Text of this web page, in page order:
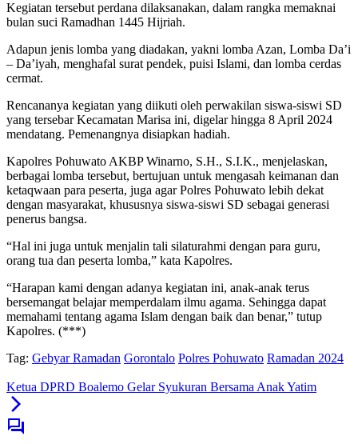
Kegiatan tersebut perdana dilaksanakan, dalam rangka memaknai
bulan suci Ramadhan 1445 Hijriah.
Adapun jenis lomba yang diadakan, yakni lomba Azan, Lomba Da’i
– Da’iyah, menghafal surat pendek, puisi Islami, dan lomba cerdas
cermat.
Rencananya kegiatan yang diikuti oleh perwakilan siswa-siswi SD
yang tersebar Kecamatan Marisa ini, digelar hingga 8 April 2024
mendatang. Pemenangnya disiapkan hadiah.
Kapolres Pohuwato AKBP Winarno, S.H., S.I.K., menjelaskan,
berbagai lomba tersebut, bertujuan untuk mengasah keimanan dan
ketaqwaan para peserta, juga agar Polres Pohuwato lebih dekat
dengan masyarakat, khususnya siswa-siswi SD sebagai generasi
penerus bangsa.
“Hal ini juga untuk menjalin tali silaturahmi dengan para guru,
orang tua dan peserta lomba,” kata Kapolres.
“Harapan kami dengan adanya kegiatan ini, anak-anak terus
bersemangat belajar memperdalam ilmu agama. Sehingga dapat
memahami tentang agama Islam dengan baik dan benar,” tutup
Kapolres. (***)
Tag: Gebyar Ramadan Gorontalo Polres Pohuwato Ramadan 2024
Ketua DPRD Boalemo Gelar Syukuran Bersama Anak Yatim